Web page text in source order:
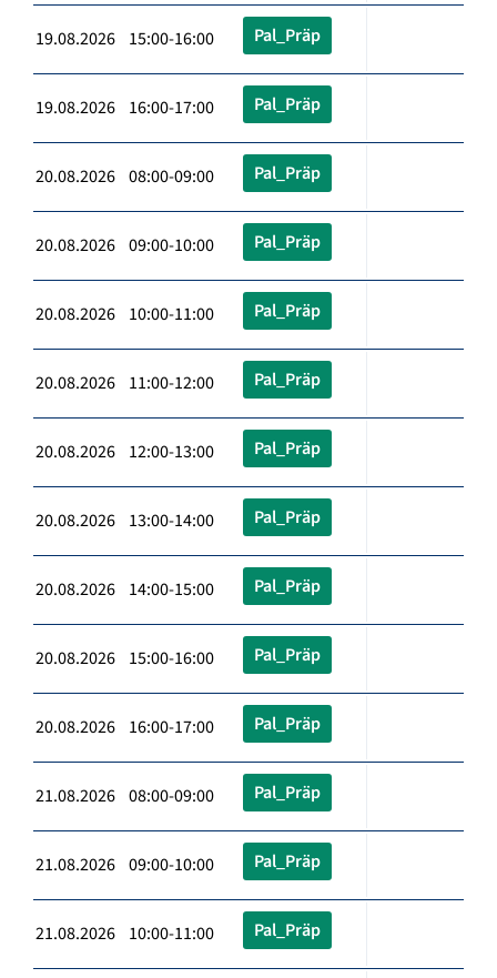
19.08.2026 15:00-16:00 Pal_Präp
19.08.2026 16:00-17:00 Pal_Präp
20.08.2026 08:00-09:00 Pal_Präp
20.08.2026 09:00-10:00 Pal_Präp
20.08.2026 10:00-11:00 Pal_Präp
20.08.2026 11:00-12:00 Pal_Präp
20.08.2026 12:00-13:00 Pal_Präp
20.08.2026 13:00-14:00 Pal_Präp
20.08.2026 14:00-15:00 Pal_Präp
20.08.2026 15:00-16:00 Pal_Präp
20.08.2026 16:00-17:00 Pal_Präp
21.08.2026 08:00-09:00 Pal_Präp
21.08.2026 09:00-10:00 Pal_Präp
21.08.2026 10:00-11:00 Pal_Präp